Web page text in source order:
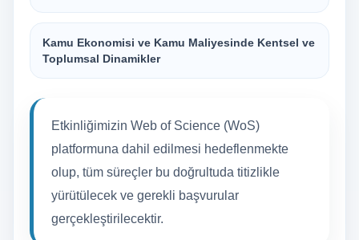
Kamu Ekonomisi ve Kamu Maliyesinde Kentsel ve
Toplumsal Dinamikler
Etkinliğimizin Web of Science (WoS)
platformuna dahil edilmesi hedeflenmekte
olup, tüm süreçler bu doğrultuda titizlikle
yürütülecek ve gerekli başvurular
gerçekleştirilecektir.